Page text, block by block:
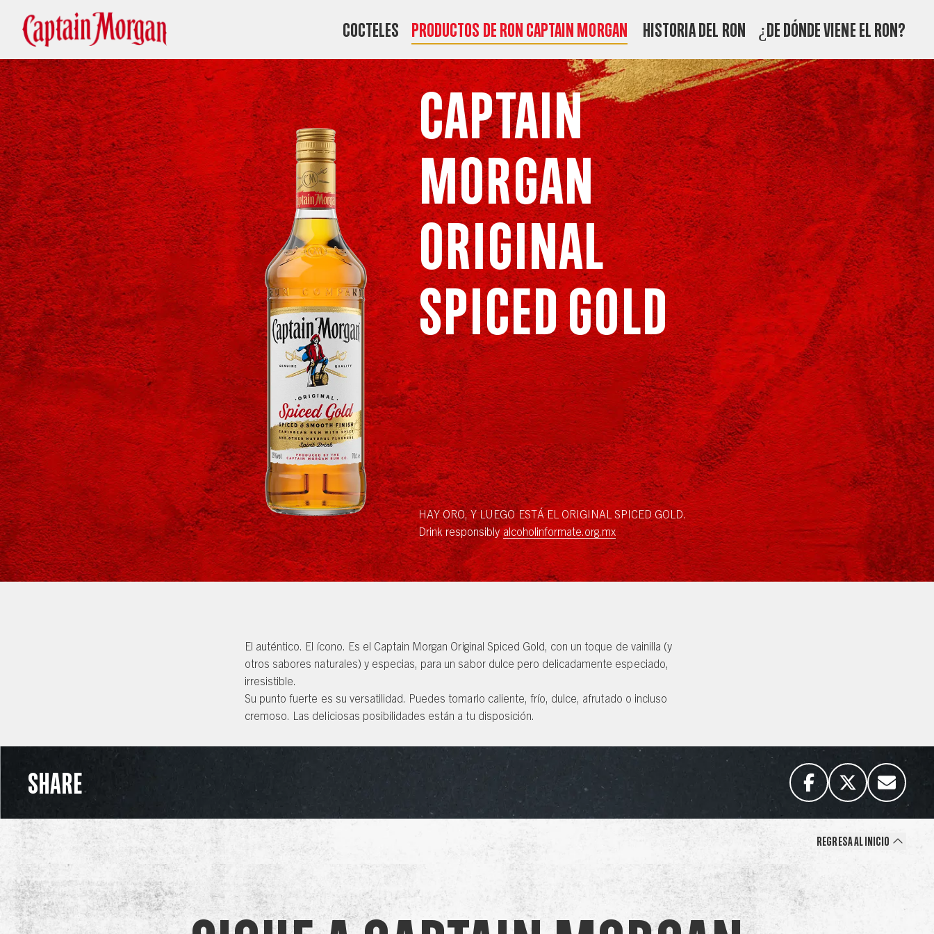
COCTELES PRODUCTOS DE RON CAPTAIN MORGAN HISTORIA DEL RON ¿DE DÓNDE VIENE EL RON?
Captain
Morgan
Original
Spiced Gold
HAY ORO, Y LUEGO ESTÁ EL ORIGINAL SPICED GOLD.
Drink responsibly alcoholinformate.org.mx
El auténtico. El ícono. Es el Captain Morgan Original Spiced Gold, con un toque de vainilla (y
otros sabores naturales) y especias, para un sabor dulce pero delicadamente especiado,
irresistible.
Su punto fuerte es su versatilidad. Puedes tomarlo caliente, frío, dulce, afrutado o incluso
cremoso. Las deliciosas posibilidades están a tu disposición.
SHARE
Regresa al inicio